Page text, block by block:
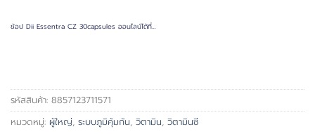
ช้อป Dii Essentra CZ 30capsules ออนไลน์ได้ที่…
รหัสสินค้า: 8857123711571
หมวดหมู่: ผู้ใหญ่, ระบบภูมิคุ้มกัน, วิตามิน, วิตามินซี